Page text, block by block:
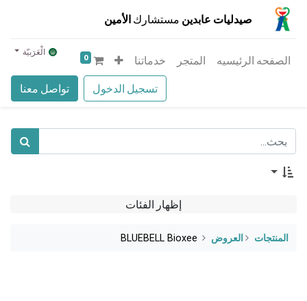
صيدليات عابدين مستشارك الأمين
تسجيل الدخول تواصل معنا
الصفحه الرئيسيه المتجر خدماتنا 0 الْعَرَبيّة
إظهار الفئات
المنتجات ​العروض BLUEBELL Bioxee